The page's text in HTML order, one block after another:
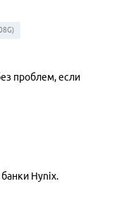
проблем, если
Hynix.